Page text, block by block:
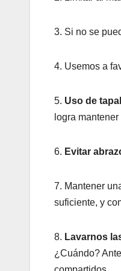
3. Si no se
4. Usemos a
5. Uso de
logra
6. Evitar
7. Mantener
suficiente, y
8. Lavarnos
¿Cuándo?